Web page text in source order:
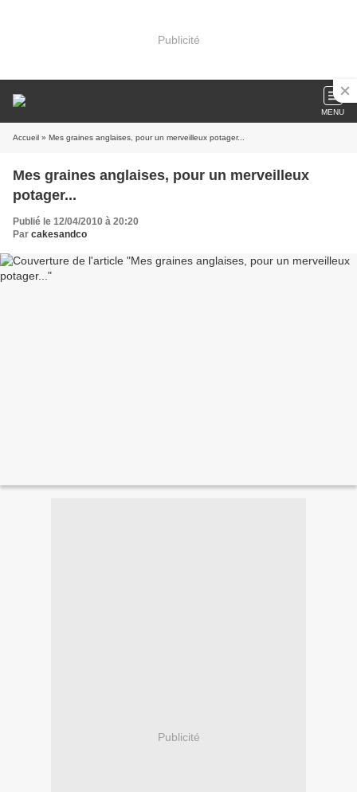
Publicité
MENU
Accueil » Mes graines anglaises, pour un merveilleux potager...
Mes graines anglaises, pour un merveilleux
potager...
Publié le 12/04/2010 à 20:20
Par cakesandco
Publicité